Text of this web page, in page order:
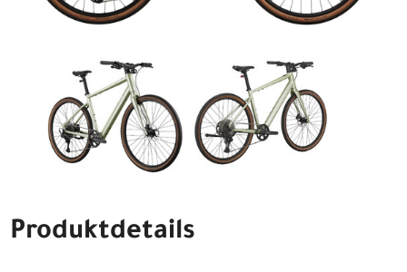
Produktdetails